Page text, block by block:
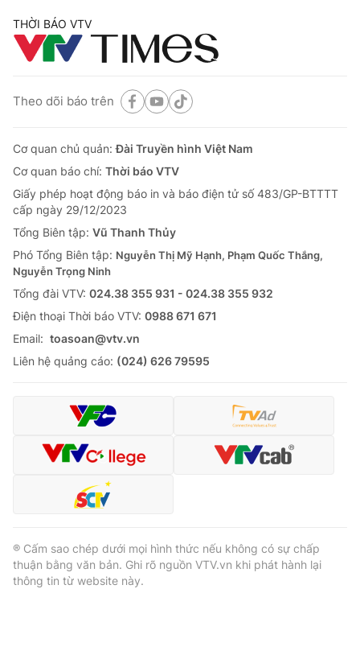
THỜI BÁO VTV
Theo dõi báo trên
Cơ quan chủ quản:Đài Truyền hình Việt Nam
Cơ quan báo chí: Thời báo VTV
Giấy phép hoạt động báo in và báo điện tử số 483/GP-BTTTT
cấp ngày 29/12/2023
Tổng Biên tập: Vũ Thanh Thủy
Phó Tổng Biên tập: Nguyễn Thị Mỹ Hạnh, Phạm Quốc Thắng,
Nguyễn Trọng Ninh
Tổng đài VTV: 024.38 355 931 - 024.38 355 932
Ðiện thoại Thời báo VTV: 0988 671 671
Email: toasoan@vtv.vn
Liên hệ quảng cáo: (024) 626 79595
® Cấm sao chép dưới mọi hình thức nếu không có sự chấp
thuận bằng văn bản. Ghi rõ nguồn VTV.vn khi phát hành lại
thông tin từ website này.